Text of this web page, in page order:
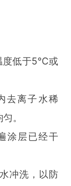
度低于5℃或
去离子水稀
。
涂层已经干
冲洗，以防